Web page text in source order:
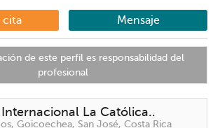
atención integral de la enfermedad
cardiovascular (prevención,
diagnóstico y tratamiento). Además,
soy subespecialista en imagen
cardiovascular, formado en España e
Inglaterra."
cita Mensaje
de este perfil es responsabilidad del
profesional
La Católica..
Goicoechea, San José, Costa Rica